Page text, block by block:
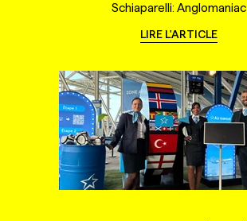
Schiaparelli: Anglomaniac
LIRE L'ARTICLE